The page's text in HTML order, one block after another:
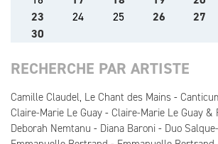
23
24 25 26 27
30
RECHERCHE PAR ARTISTE
Camille Claudel, Le Chant des Mains
Claire-Marie Le Guay
Claire-Marie Le Guay &
Deborah Nemtanu
Diana Baroni
Duo